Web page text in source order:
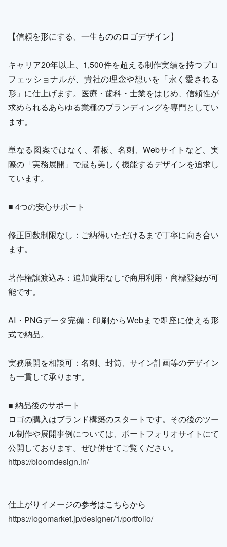
【信頼を形にする、一生もののロゴデザイン】
キャリア20年以上、1,500件を超える制作実績を持つプロ
フェッショナルが、貴社の理念や想いを「永く愛される
形」に仕上げます。医療・歯科・士業をはじめ、信頼性が
求められるあらゆる業種のブランディングを専門としてい
ます。
単なる図案ではなく、看板、名刺、Webサイトなど、実
際の「実務展開」で最も美しく機能するデザインを追求し
ています。
■ 4つの安心サポート
修正回数制限なし：ご納得いただけるまで丁寧に向き合い
ます。
著作権譲渡込み：追加費用なしで商用利用・商標登録が可
能です。
AI・PNGデータ完備：印刷からWebまで即座に使える形
式で納品。
実務展開を相談可：名刺、封筒、サイン計画等のデザイン
も一貫して承ります。
■ 納品後のサポート
ロゴの購入はブランド構築のスタートです。その後のツー
ル制作や展開事例については、ポートフォリオサイトにて
公開しております。ぜひ併せてご覧ください。
https://bloomdesign.in/
仕上がりイメージの参考はこちらから
https://logomarket.jp/designer/1/portfolio/